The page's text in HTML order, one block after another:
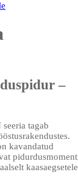
–
tagab
kavandatud
kaasaegsetele